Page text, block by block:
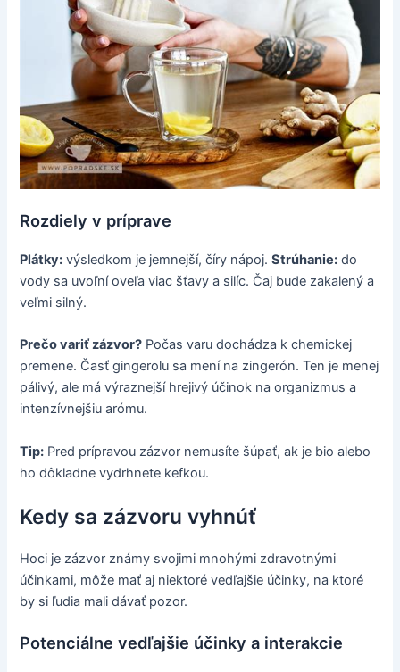
Rozdiely v príprave
Plátky: výsledkom je jemnejší, číry nápoj.Strúhanie: do
vody sa uvoľní oveľa viac šťavy a silíc. Čaj bude zakalený a
veľmi silný.
Prečo variť zázvor? Počas varu dochádza k chemickej
premene. Časť gingerolu sa mení na zingerón. Ten je menej
pálivý, ale má výraznejší hrejivý účinok na organizmus a
intenzívnejšiu arómu.
Tip: Pred prípravou zázvor nemusíte šúpať, ak je bio alebo
ho dôkladne vydrhnete kefkou.
Kedy sa zázvoru vyhnúť
Hoci je zázvor známy svojimi mnohými zdravotnými
účinkami, môže mať aj niektoré vedľajšie účinky, na ktoré
by si ľudia mali dávať pozor.
Potenciálne vedľajšie účinky a interakcie